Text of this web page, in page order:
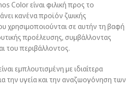
Color είναι φιλική προς το
κανένα προϊόν ζωικής
χρησιμοποιούνται σε αυτήν τη βαφή
προέλευσης, συμβάλλοντας
του περιβάλλοντος.
εμπλουτισμένη με ιδιαίτερα
την υγεία και την αναζωογόνηση των